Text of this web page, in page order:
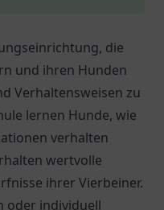
die
und ihren Hunden
Verhaltensweisen zu
lernen Hunde, wie
verhalten
wertvolle
ihrer Vierbeiner.
oder individuell